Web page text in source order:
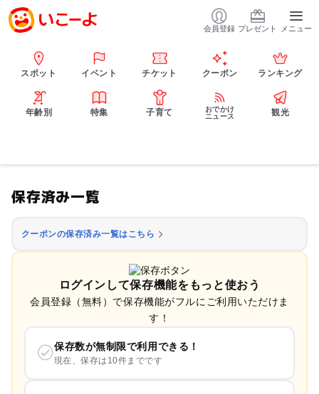
会員登録 プレゼント メニュー
スポット イベント チケット クーポン ランキング
年齢別 特集 子育て
おでかけ
ニュース
観光
保存済み一覧
クーポンの保存済み一覧はこちら
ログインして保存機能をもっと使おう
会員登録（無料）で保存機能がフルにご利用いただけま
す！
保存数が無制限で利用できる！
現在、保存は10件までです